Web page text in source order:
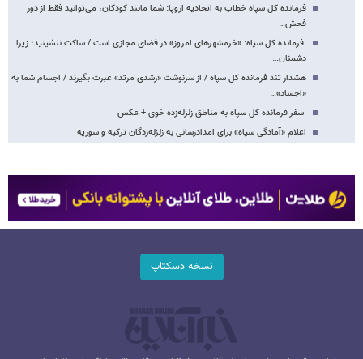
فرمانده کل سپاه خطاب به اتحادیه اروپا: شما مانند کودکان، می‌توانید فقط از دور
فحش…
فرمانده کل سپاه: «خرمشهرهای امروز» در فضای مجازی است / ساکت ننشینید؛ زیرا
دشمنان…
هشدار تند فرمانده کل سپاه / از سرنوشت «رشدی مرتد» عبرت بگیرند / اجسام شما به
«اجساد»…
سفر فرمانده کل سپاه به مناطق زلزله‌زده خوی + عکس
اعلام «آمادگی سپاه» برای امدادرسانی به زلزله‌زدگان ترکیه و سوریه
نسخه دسکتاپ